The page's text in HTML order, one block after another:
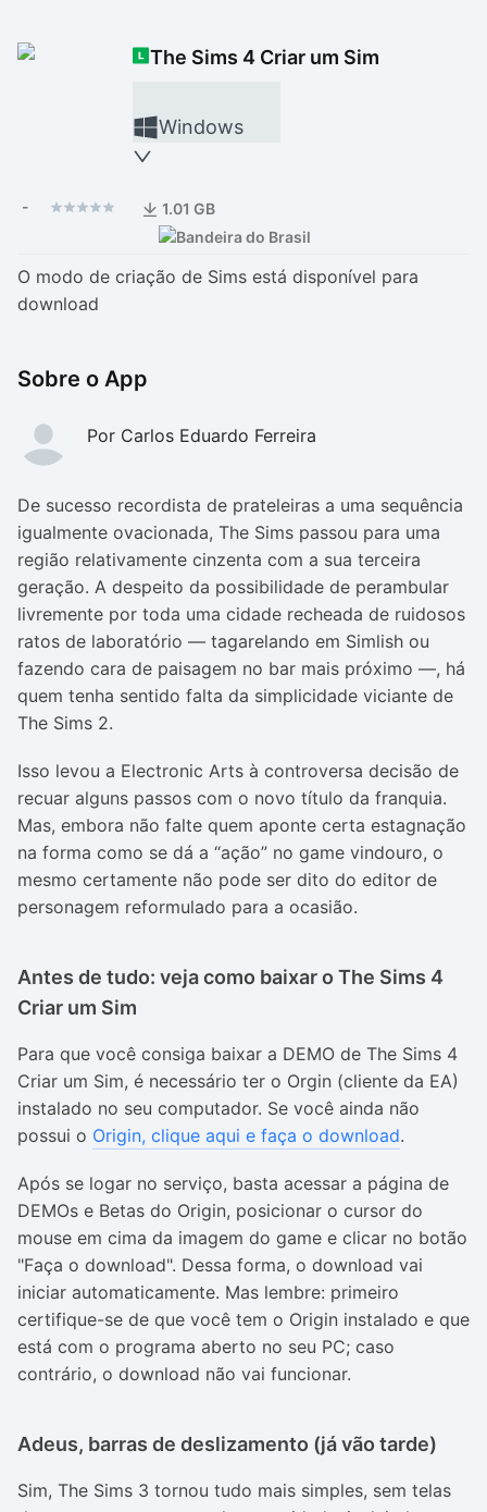
The Sims 4 Criar um Sim
Windows
- 1.01 GB
O modo de criação de Sims está disponível para
download
Sobre o App
Por Carlos Eduardo Ferreira
De sucesso recordista de prateleiras a uma sequência
igualmente ovacionada, The Sims passou para uma
região relativamente cinzenta com a sua terceira
geração. A despeito da possibilidade de perambular
livremente por toda uma cidade recheada de ruidosos
ratos de laboratório — tagarelando em Simlish ou
fazendo cara de paisagem no bar mais próximo —, há
quem tenha sentido falta da simplicidade viciante de
The Sims 2.
Isso levou a Electronic Arts à controversa decisão de
recuar alguns passos com o novo título da franquia.
Mas, embora não falte quem aponte certa estagnação
na forma como se dá a “ação” no game vindouro, o
mesmo certamente não pode ser dito do editor de
personagem reformulado para a ocasião.
Antes de tudo: veja como baixar o The Sims 4
Criar um Sim
Para que você consiga baixar a DEMO de The Sims 4
Criar um Sim, é necessário ter o Orgin (cliente da EA)
instalado no seu computador. Se você ainda não
possui o Origin, clique aqui e faça o download.
Após se logar no serviço, basta acessar a página de
DEMOs e Betas do Origin, posicionar o cursor do
mouse em cima da imagem do game e clicar no botão
"Faça o download". Dessa forma, o download vai
iniciar automaticamente. Mas lembre: primeiro
certifique-se de que você tem o Origin instalado e que
está com o programa aberto no seu PC; caso
contrário, o download não vai funcionar.
Adeus, barras de deslizamento (já vão tarde)
Sim, The Sims 3 tornou tudo mais simples, sem telas